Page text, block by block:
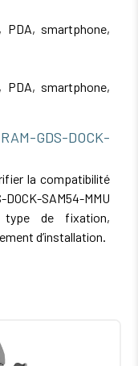
smartphone,
smartphone,
GDS-DOCK-
la compatibilité
SAM54-MMU
de fixation,
d’installation.